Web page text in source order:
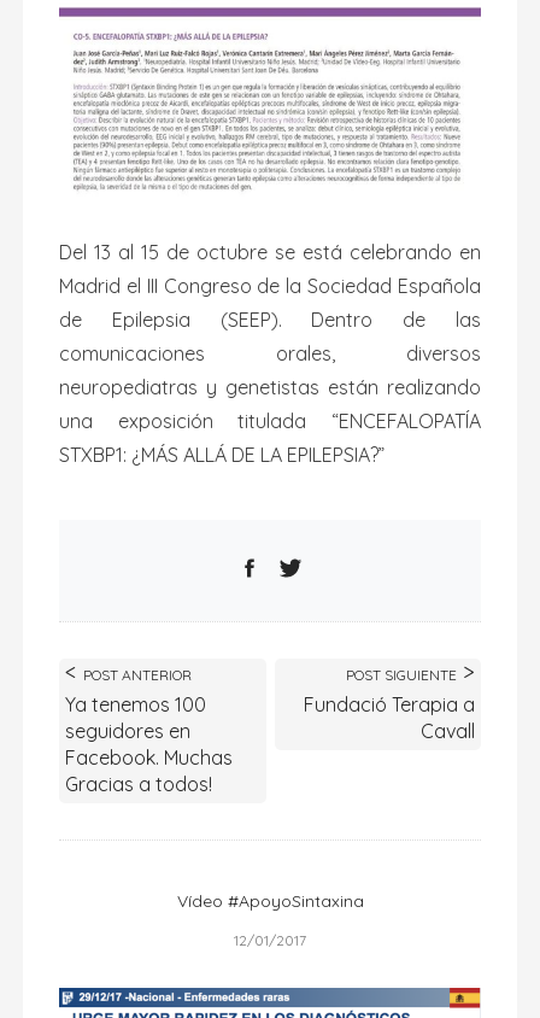
Del 13 al 15 de octubre se está celebrando en
Madrid el III Congreso de la Sociedad Española
de Epilepsia (SEEP). Dentro de las
comunicaciones orales, diversos
neuropediatras y genetistas están realizando
una exposición titulada “ENCEFALOPATÍA
STXBP1: ¿MÁS ALLÁ DE LA EPILEPSIA?”
POST ANTERIOR
Ya tenemos 100
seguidores en
Facebook. Muchas
Gracias a todos!
POST SIGUIENTE
Fundació Terapia a
Cavall
Vídeo #ApoyoSintaxina
12/01/2017